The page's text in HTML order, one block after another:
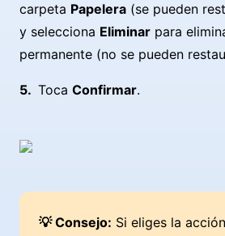
carpeta Papelera (se pueden
y selecciona Eliminar para
permanente (no se pueden
Toca Confirmar.
💡 Consejo: Si eliges la acción